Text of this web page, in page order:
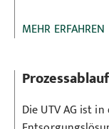
MEHR ERFAHREN
Prozessablauf
Die UTV AG ist